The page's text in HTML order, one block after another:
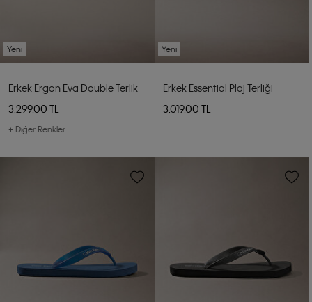
Yeni
Erkek Ergon Eva Double Terlik
3.299,00 TL
+ Diğer Renkler
Yeni
Erkek Essential Plaj Terliği
3.019,00 TL